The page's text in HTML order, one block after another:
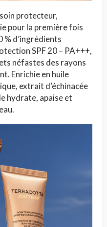
protecteur,
pour la première fois
% d’ingrédients
SPF 20 – PA+++,
néfastes des rayons
Enrichie en huile
extrait d’échinacée
hydrate, apaise et